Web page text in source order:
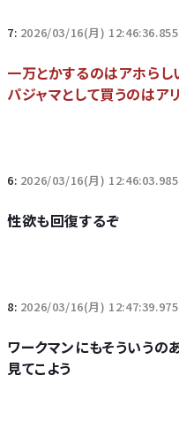
7: 2026/03/16(月)
一万とかするのはアホら
パジャマとして買うのはアリ
6: 2026/03/16(月)
性欲も回復するぞ
8: 2026/03/16(月)
ワークマンにもそういうの
見てこよう